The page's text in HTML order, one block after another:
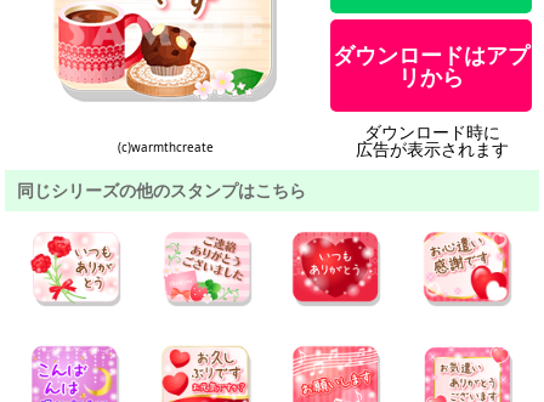
(c)warmthcreate
ダウンロードはアプ
リから
ダウンロード時に
広告が表示されます
同じシリーズの他のスタンプはこちら